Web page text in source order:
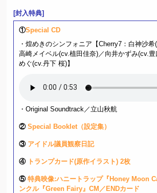
[封入特典]
①Special CD
・煌めきのシンフォニア【Cherry7：白神沙
高崎メイベル(cv.植田佳奈)／向井かずみ(cv.豊
めぐ(cv.丹下 桜)】
・Original Soundtrack／立山秋航
②Special Booklet（設定集）
③アイドル議員観察日記
④トランプカード(原作イラスト) 2枚
⑤特典映像:ハニートラップ『Honey Moon
ンクル『Green Fairy』CM／ENDカード